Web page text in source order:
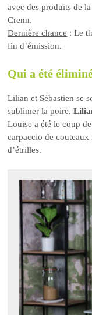
avec des produits de
Crenn.
Dernière chance : Le
fin d’émission.
Qui a été
Lilian et Sébastien se
sublimer la poire.
Louise a été le coup
carpaccio de
d’étrilles.